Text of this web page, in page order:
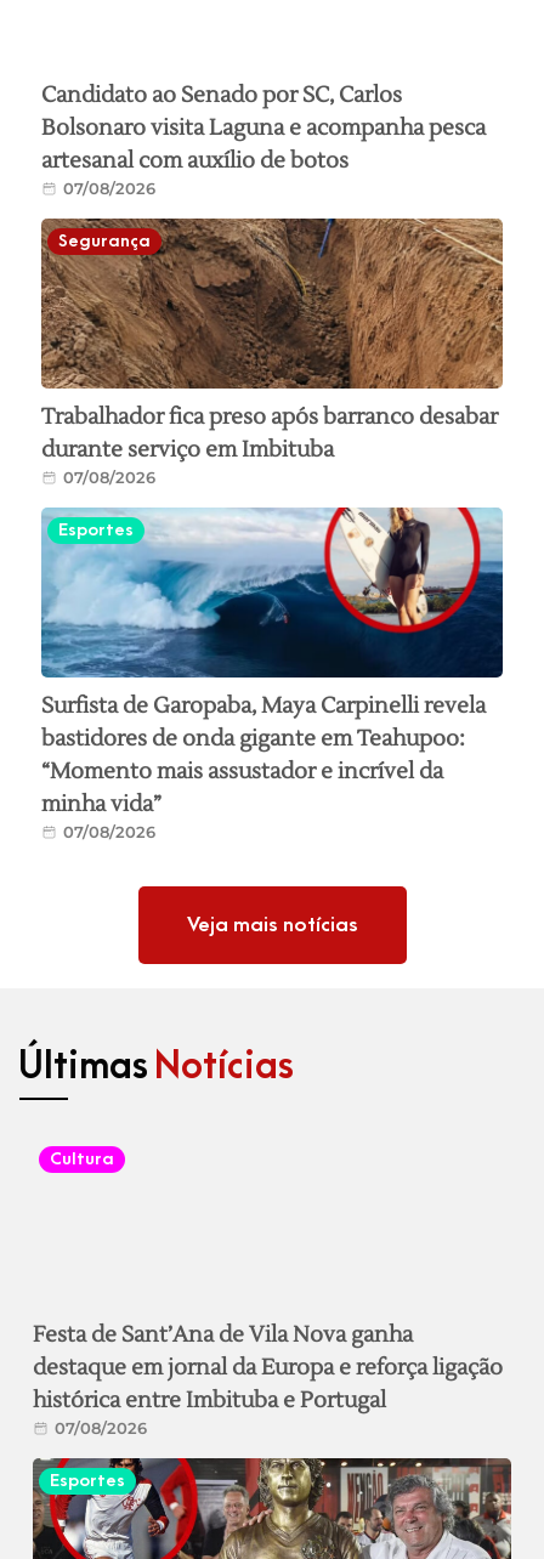
Candidato ao Senado por SC, Carlos
Bolsonaro visita Laguna e acompanha pesca
artesanal com auxílio de botos
07/08/2026
Segurança
Trabalhador fica preso após barranco desabar
durante serviço em Imbituba
07/08/2026
Esportes
Surfista de Garopaba, Maya Carpinelli revela
bastidores de onda gigante em Teahupoo:
“Momento mais assustador e incrível da
minha vida”
07/08/2026
Veja mais notícias
Últimas Notícias
Cultura
Festa de Sant’Ana de Vila Nova ganha
destaque em jornal da Europa e reforça ligação
histórica entre Imbituba e Portugal
07/08/2026
Esportes